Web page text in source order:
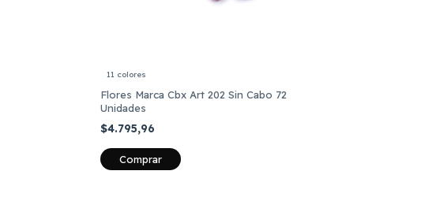
11 colores
Flores Marca Cbx Art 202 Sin Cabo 72
Unidades
$4.795,96
Comprar